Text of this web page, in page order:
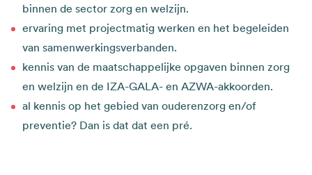
binnen de sector zorg en welzijn.
ervaring met projectmatig werken en het begeleiden
van samenwerkingsverbanden.
kennis van de maatschappelijke opgaven binnen zorg
en welzijn en de IZA-GALA- en AZWA-akkoorden.
al kennis op het gebied van ouderenzorg en/of
preventie? Dan is dat dat een pré.